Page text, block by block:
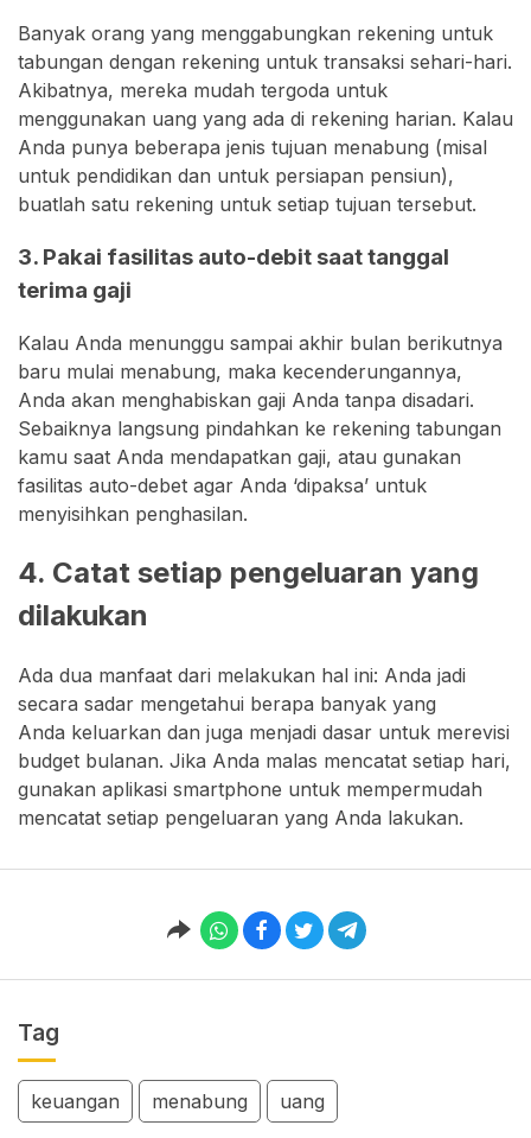
Banyak orang yang menggabungkan rekening untuk
tabungan dengan rekening untuk transaksi sehari-hari.
Akibatnya, mereka mudah tergoda untuk
menggunakan uang yang ada di rekening harian. Kalau
Anda punya beberapa jenis tujuan menabung (misal
untuk pendidikan dan untuk persiapan pensiun),
buatlah satu rekening untuk setiap tujuan tersebut.
3. Pakai fasilitas auto-debit saat tanggal
terima gaji
Kalau Anda menunggu sampai akhir bulan berikutnya
baru mulai menabung, maka kecenderungannya,
Anda akan menghabiskan gaji Anda tanpa disadari.
Sebaiknya langsung pindahkan ke rekening tabungan
kamu saat Anda mendapatkan gaji, atau gunakan
fasilitas auto-debet agar Anda ‘dipaksa’ untuk
menyisihkan penghasilan.
4. Catat setiap pengeluaran yang
dilakukan
Ada dua manfaat dari melakukan hal ini: Anda jadi
secara sadar mengetahui berapa banyak yang
Anda keluarkan dan juga menjadi dasar untuk merevisi
budget bulanan. Jika Anda malas mencatat setiap hari,
gunakan aplikasi smartphone untuk mempermudah
mencatat setiap pengeluaran yang Anda lakukan.
Tag
keuangan menabung uang